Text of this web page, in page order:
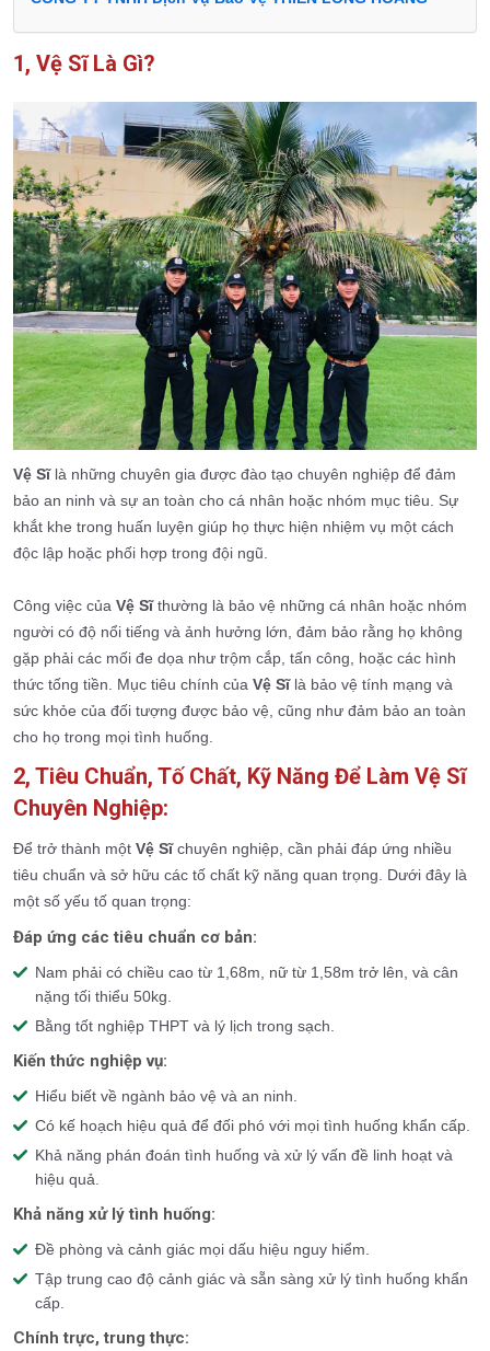
1, Vệ Sĩ Là Gì?
Vệ Sĩlà những chuyên gia được đào tạo chuyên nghiệp để đảm
bảo an ninh và sự an toàn cho cá nhân hoặc nhóm mục tiêu. Sự
khắt khe trong huấn luyện giúp họ thực hiện nhiệm vụ một cách
độc lập hoặc phối hợp trong đội ngũ.
Công việc của Vệ Sĩthường là bảo vệ những cá nhân hoặc nhóm
người có độ nổi tiếng và ảnh hưởng lớn, đảm bảo rằng họ không
gặp phải các mối đe dọa như trộm cắp, tấn công, hoặc các hình
thức tống tiền. Mục tiêu chính của Vệ Sĩlà bảo vệ tính mạng và
sức khỏe của đối tượng được bảo vệ, cũng như đảm bảo an toàn
cho họ trong mọi tình huống.
2, Tiêu Chuẩn, Tố Chất, Kỹ Năng Để Làm Vệ Sĩ
Chuyên Nghiệp:
Để trở thành một Vệ Sĩchuyên nghiệp, cần phải đáp ứng nhiều
tiêu chuẩn và sở hữu các tố chất kỹ năng quan trọng. Dưới đây là
một số yếu tố quan trọng:
Đáp ứng các tiêu chuẩn cơ bản:
Nam phải có chiều cao từ 1,68m, nữ từ 1,58m trở lên, và cân
nặng tối thiểu 50kg.
Bằng tốt nghiệp THPT và lý lịch trong sạch.
Kiến thức nghiệp vụ:
Hiểu biết về ngành bảo vệ và an ninh.
Có kế hoạch hiệu quả để đối phó với mọi tình huống khẩn cấp.
Khả năng phán đoán tình huống và xử lý vấn đề linh hoạt và
hiệu quả.
Khả năng xử lý tình huống:
Đề phòng và cảnh giác mọi dấu hiệu nguy hiểm.
Tập trung cao độ cảnh giác và sẵn sàng xử lý tình huống khẩn
cấp.
Chính trực, trung thực: